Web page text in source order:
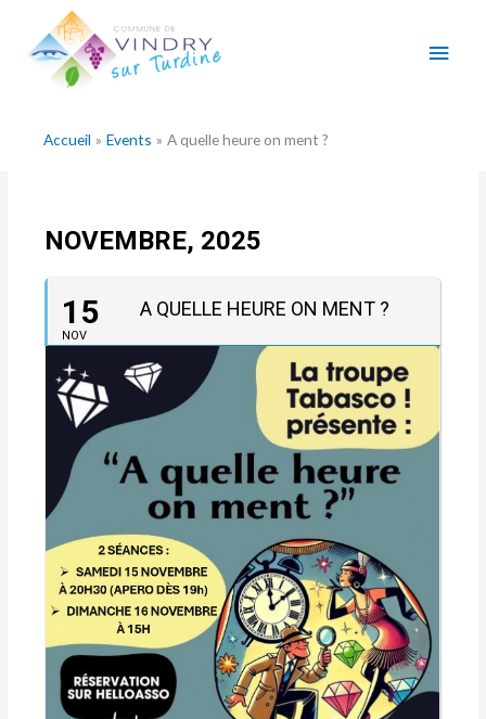
contenu
Accueil Events A quelle heure on ment ?
NOVEMBRE, 2025
15
NOV
A QUELLE HEURE ON MENT ?